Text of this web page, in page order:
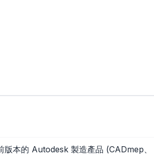
版本的 Autodesk 製造產品 (CADmep、